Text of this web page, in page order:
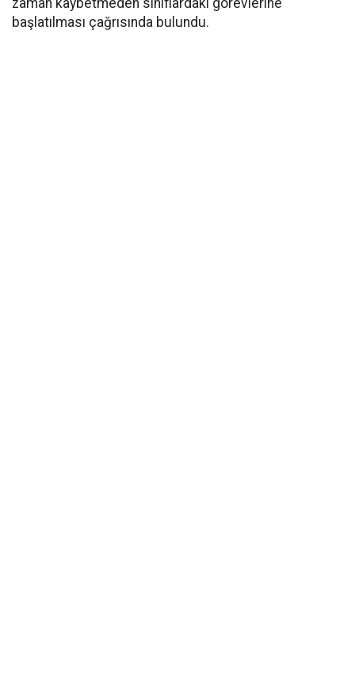
zaman kaybetmeden sınıflardaki görevlerine
başlatılması çağrısında bulundu.